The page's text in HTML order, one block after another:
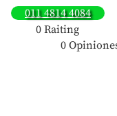
011 4814 4084
0 Raiting
0